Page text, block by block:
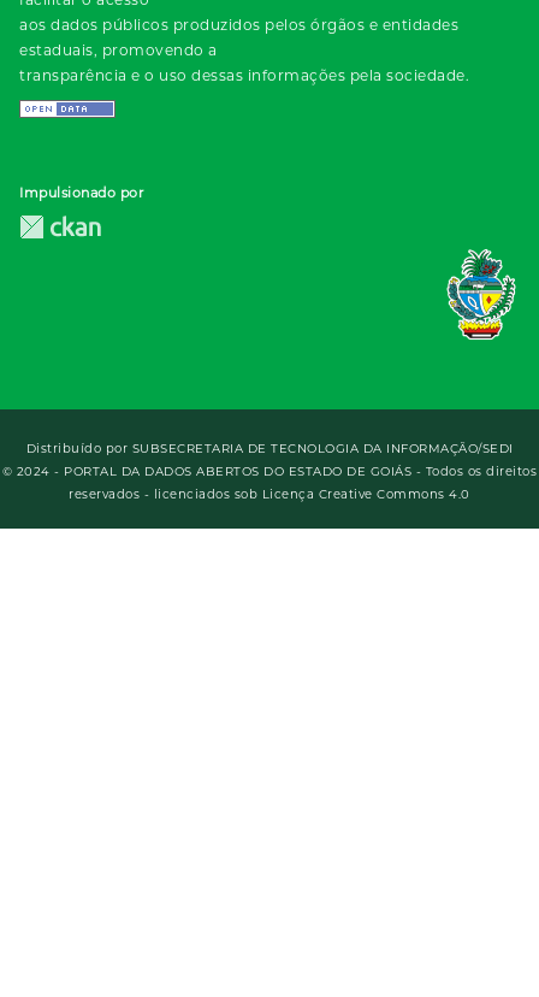
aos dados públicos produzidos pelos órgãos e entidades
estaduais, promovendo a
transparência e o uso dessas informações pela sociedade.
Impulsionado por
Distribuído por SUBSECRETARIA DE TECNOLOGIA DA INFORMAÇÃO/SEDI
© 2024 - PORTAL DA DADOS ABERTOS DO ESTADO DE GOIÁS - Todos os direitos
reservados - licenciados sob Licença Creative Commons 4.0